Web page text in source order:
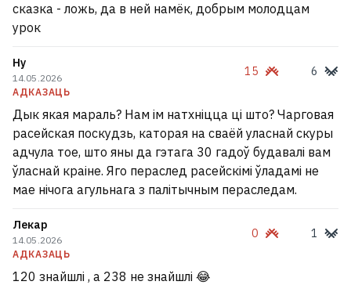
сказка - ложь, да в ней намёк, добрым молодцам
урок
Ну
14.05.2026
АДКАЗАЦЬ
15 6
Дык якая мараль? Нам ім натхніцца ці што? Чарговая
расейская поскудзь, каторая на сваёй уласнай скуры
адчула тое, што яны да гэтага 30 гадоў будавалі вам
ўласнай краіне. Яго пераслед расейскімі ўладамі не
мае нічога агульнага з палітычным пераследам.
Лекар
14.05.2026
АДКАЗАЦЬ
0 1
120 знайшлі , а 238 не знайшлі 😂